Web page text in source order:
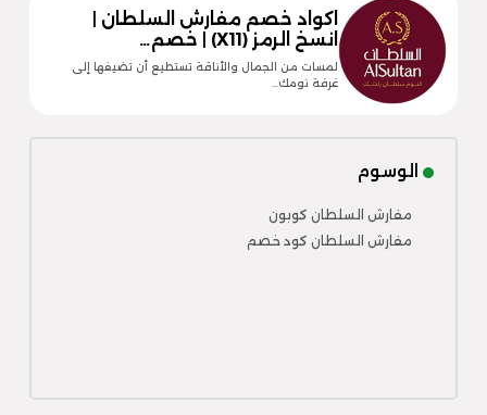
اكواد خصم مفارش السلطان |
انسخ الرمز (X11) | خصم…
لمسات من الجمال والأناقة تستطيع أن تضيفها إلى
غرفة نومك…
الوسوم
مفارش السلطان كوبون
مفارش السلطان كود خصم